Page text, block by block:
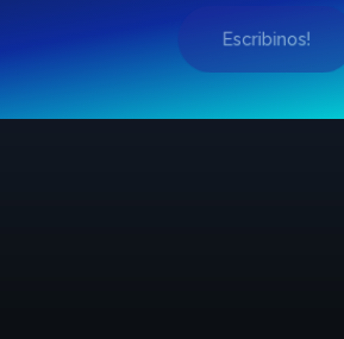
Escribinos!